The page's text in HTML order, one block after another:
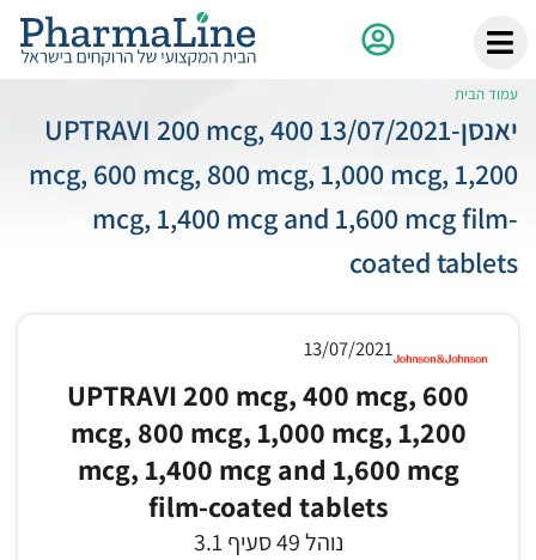
עמוד הבית
יאנסן-13/07/2021 UPTRAVI 200 mcg, 400
mcg, 600 mcg, 800 mcg, 1,000 mcg, 1,200
mcg, 1,400 mcg and 1,600 mcg film-
coated tablets
13/07/2021
UPTRAVI 200 mcg, 400 mcg, 600
mcg, 800 mcg, 1,000 mcg, 1,200
mcg, 1,400 mcg and 1,600 mcg
film-coated tablets
נוהל 49 סעיף 3.1